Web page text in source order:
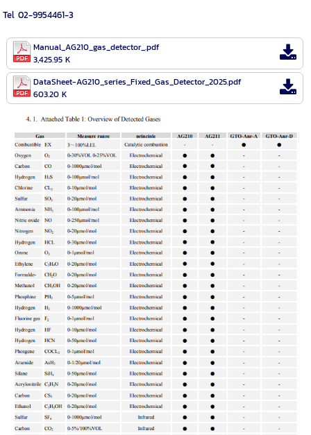
Tel 02-9954461-3
Manual_AG210_gas_detector_.pdf
3,425.95 K
DataSheet-AG210_series_Fixed_Gas_Detector_2025.pdf
603.20 K